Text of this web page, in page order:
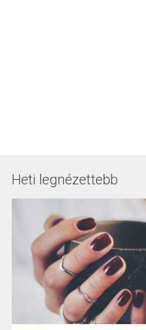
Heti legnézettebb